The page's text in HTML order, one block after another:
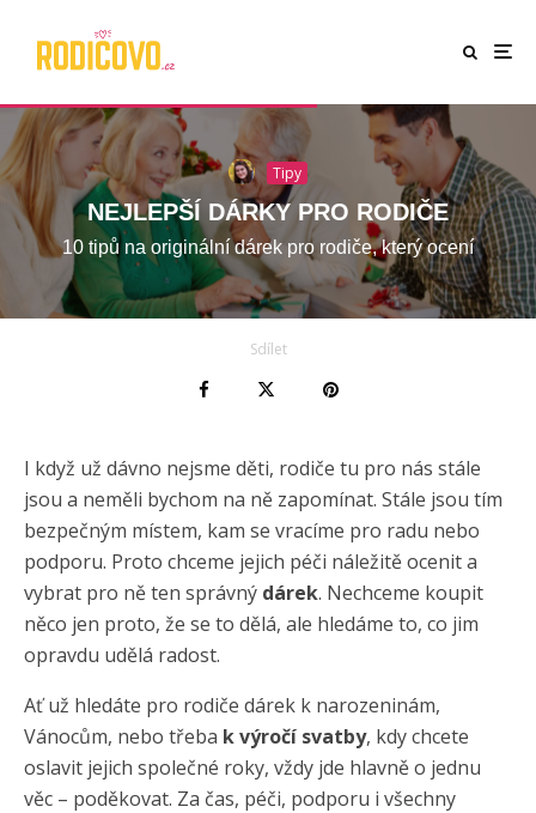
Tipy
NEJLEPŠÍ DÁRKY PRO RODIČE
10 tipů na originální dárek pro rodiče, který ocení
Sdílet
I když už dávno nejsme děti, rodiče tu pro nás stále
jsou a neměli bychom na ně zapomínat. Stále jsou tím
bezpečným místem, kam se vracíme pro radu nebo
podporu. Proto chceme jejich péči náležitě ocenit a
vybrat pro ně ten správný dárek. Nechceme koupit
něco jen proto, že se to dělá, ale hledáme to, co jim
opravdu udělá radost.
Ať už hledáte pro rodiče dárek k narozeninám,
Vánocům, nebo třeba k výročí svatby, kdy chcete
oslavit jejich společné roky, vždy jde hlavně o jednu
věc – poděkovat. Za čas, péči, podporu i všechny